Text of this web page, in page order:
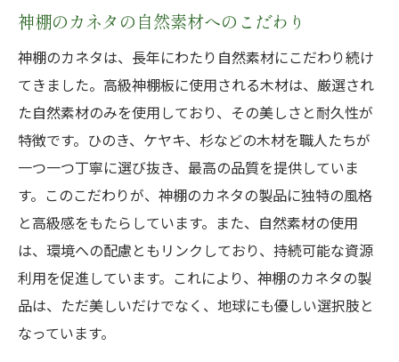
神棚のカネタの自然素材へのこだわり
神棚のカネタは、長年にわたり自然素材にこだわり続け
てきました。高級神棚板に使用される木材は、厳選され
た自然素材のみを使用しており、その美しさと耐久性が
特徴です。ひのき、ケヤキ、杉などの木材を職人たちが
一つ一つ丁寧に選び抜き、最高の品質を提供していま
す。このこだわりが、神棚のカネタの製品に独特の風格
と高級感をもたらしています。また、自然素材の使用
は、環境への配慮ともリンクしており、持続可能な資源
利用を促進しています。これにより、神棚のカネタの製
品は、ただ美しいだけでなく、地球にも優しい選択肢と
なっています。